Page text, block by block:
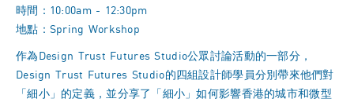
時間：10:00am - 12:30pm
地點：Spring Workshop
作為Design Trust Futures Studio公眾討論活動的一部分，
Design Trust Futures Studio的四組設計師學員分別帶來他們對
「細小」的定義，並分享了「細小」如何影響香港的城市和微型